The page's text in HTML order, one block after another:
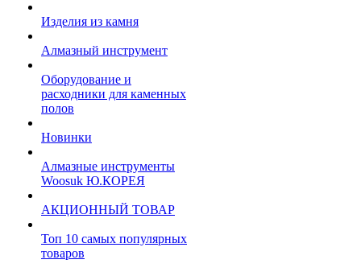
Изделия из камня
Алмазный инструмент
Оборудование и
расходники для каменных
полов
Новинки
Алмазные инструменты
Woosuk Ю.КОРЕЯ
АКЦИОННЫЙ ТОВАР
Топ 10 самых популярных
товаров